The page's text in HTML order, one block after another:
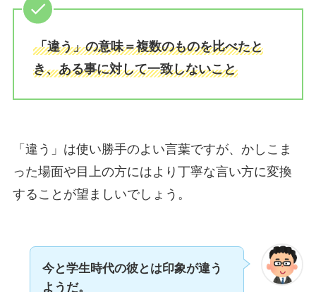
「違う」の意味＝複数のものを比べたと
き、ある事に対して一致しないこと
「違う」は使い勝手のよい言葉ですが、かしこま
った場面や目上の方にはより丁寧な言い方に変換
することが望ましいでしょう。
今と学生時代の彼とは印象が違う
ようだ。